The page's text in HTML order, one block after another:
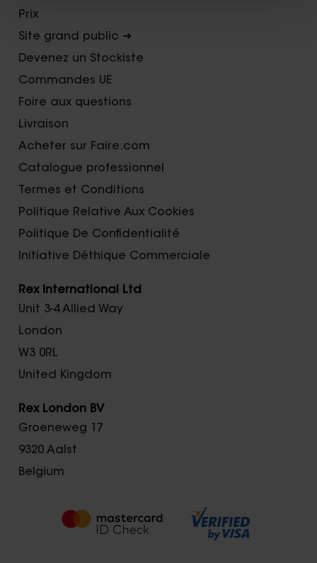
Prix
Site grand public ➜
Devenez un Stockiste
Commandes UE
Foire aux questions
Livraison
Acheter sur Faire.com
Catalogue professionnel
Termes et Conditions
Politique Relative Aux Cookies
Politique De Confidentialité
Initiative Déthique Commerciale
Rex International Ltd
Unit 3-4 Allied Way
London
W3 0RL
United Kingdom
Rex London BV
Groeneweg 17
9320 Aalst
Belgium